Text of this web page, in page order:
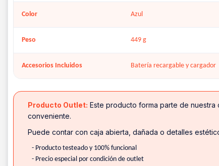
Color Azul
Peso 449 g
Accesorios Incluidos Batería recargable y cargador
Producto Outlet: Este producto forma parte de
conveniente.
Puede contar con caja abierta, dañada o detalles
- Producto testeado y 100% funcional
- Precio especial por condición de outlet